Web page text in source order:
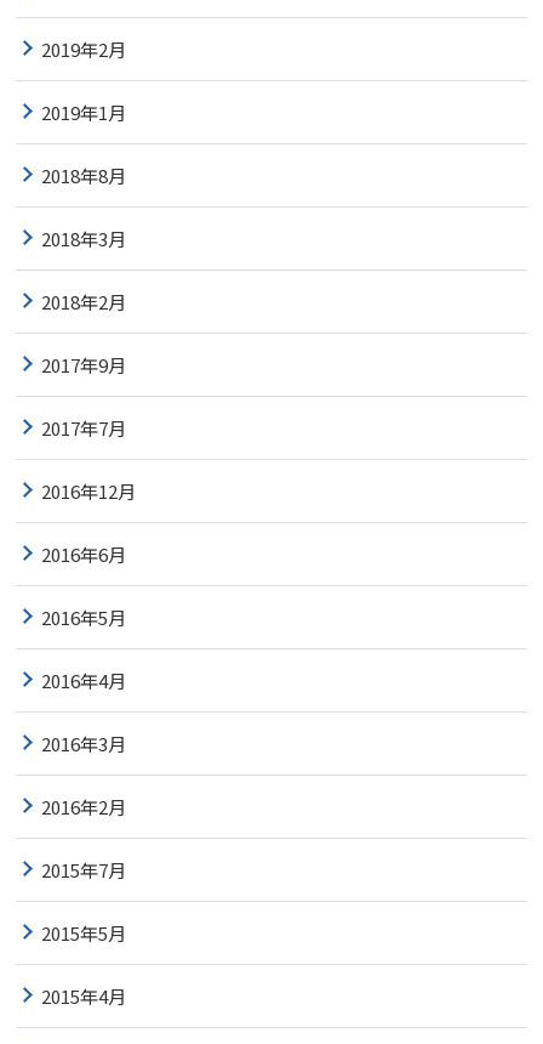
2019年2月
2019年1月
2018年8月
2018年3月
2018年2月
2017年9月
2017年7月
2016年12月
2016年6月
2016年5月
2016年4月
2016年3月
2016年2月
2015年7月
2015年5月
2015年4月